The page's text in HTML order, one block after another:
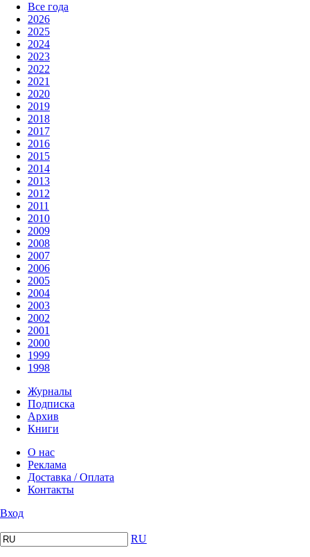
Все года
2026
2025
2024
2023
2022
2021
2020
2019
2018
2017
2016
2015
2014
2013
2012
2011
2010
2009
2008
2007
2006
2005
2004
2003
2002
2001
2000
1999
1998
Журналы
Подписка
Архив
Книги
О нас
Реклама
Доставка / Оплата
Контакты
Вход
RU